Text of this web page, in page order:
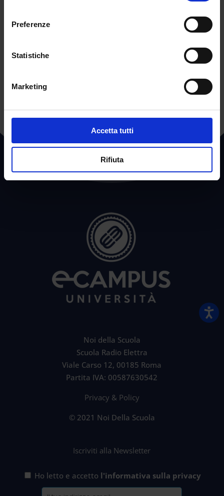
Preferenze
Statistiche
Marketing
Accetta tutti
Rifiuta
questa mappa
, se abbiamo più alternative da
POST SUCCESSIVO→
Noi della Scuola
Scuola Radio Elettra
Viale Carso 12, 00185 Roma
Partita IVA: 00587630542
Privacy & Policy
© 2021 Noi Della Scuola
Iscriviti alla Newsletter
Ho letto e accetto l'informativa sulla privacy